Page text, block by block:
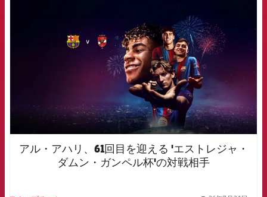
アル・アハリ、61回目を迎える 'エストレジャ・
ダムン・ガンペル杯'の対戦相手